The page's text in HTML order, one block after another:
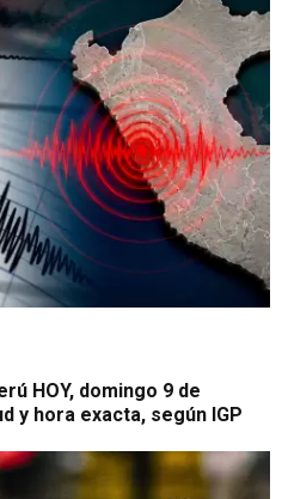
HOY, domingo 9 de
y hora exacta, según IGP